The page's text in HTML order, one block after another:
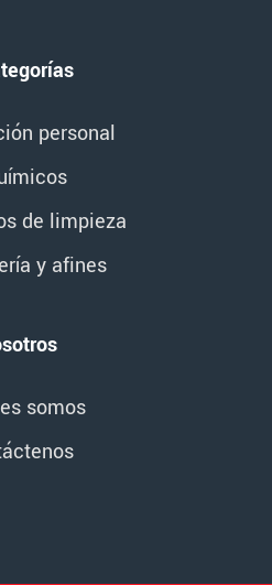
personal
de limpieza
y afines
somos